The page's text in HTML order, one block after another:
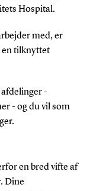
Hospital.
med, er
en tilknyttet
-
- og du vil som
en bred vifte af
Dine